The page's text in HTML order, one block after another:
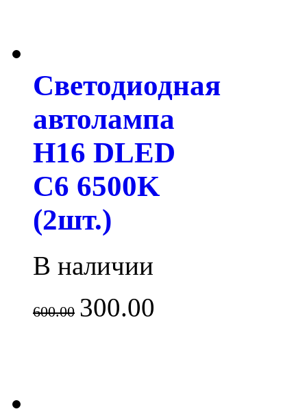
Светодиодная
автолампа
H16 DLED
C6 6500K
(2шт.)
В наличии
600.00 300.00